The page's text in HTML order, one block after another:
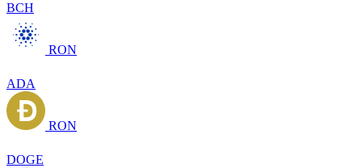
BCH
RON
ADA
RON
DOGE